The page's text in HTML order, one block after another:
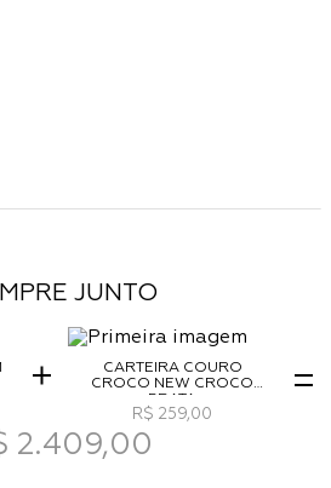
JUNTO
CARTEIRA COURO
CROCO NEW CROCO
PRATA
R$ 259,00
2.409,00